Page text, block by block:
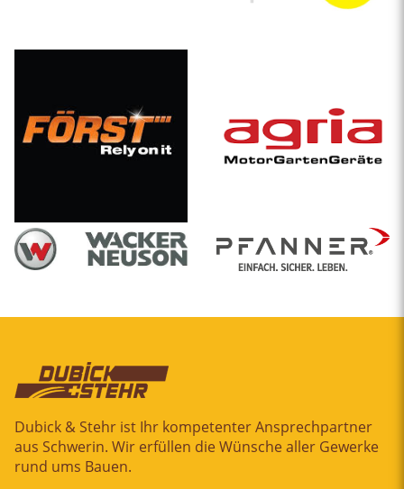
Dubick & Stehr ist Ihr kompetenter Ansprechpartner
aus Schwerin. Wir erfüllen die Wünsche aller Gewerke
rund ums Bauen.